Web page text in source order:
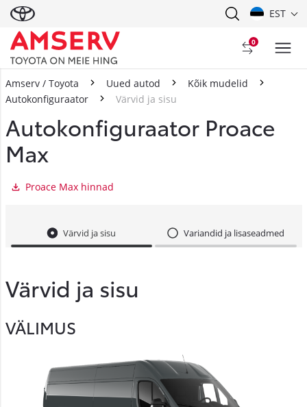
EST
0
Amserv / Toyota Uued autod
Kõik mudelid
Autokonfiguraator
Värvid ja sisu
Autokonfiguraator Proace
Max
Proace Max hinnad
Värvid ja sisu Variandid ja lisaseadmed
Värvid ja sisu
VÄLIMUS